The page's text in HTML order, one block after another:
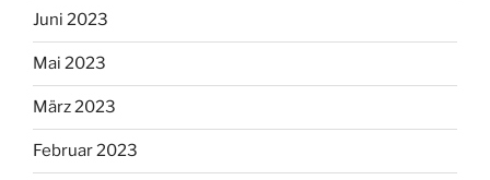
Juni 2023
Mai 2023
März 2023
Februar 2023